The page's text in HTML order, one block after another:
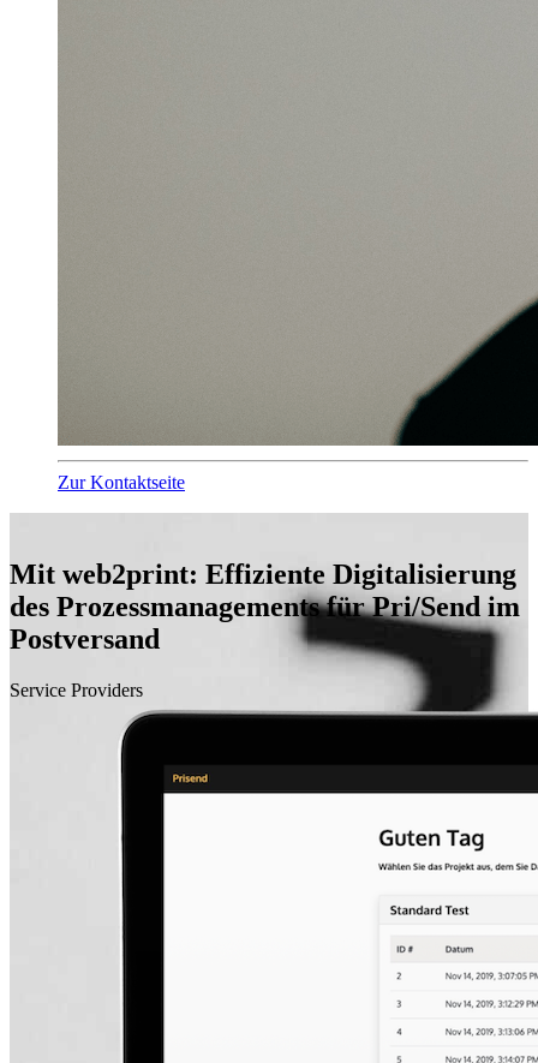
Zur Kontaktseite
Mit web2print: Effiziente Digitalisierung
des Prozessmanagements für Pri/Send im
Postversand
Service Providers